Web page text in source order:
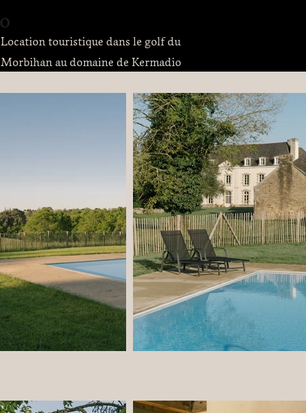
Location touristique dans le golf du
Morbihan au domaine de Kermadio